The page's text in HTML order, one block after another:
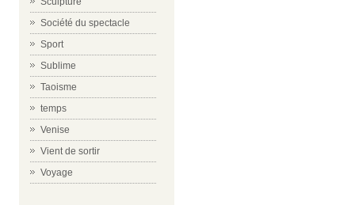
Société du spectacle
Sport
Sublime
Taoisme
temps
Venise
Vient de sortir
Voyage